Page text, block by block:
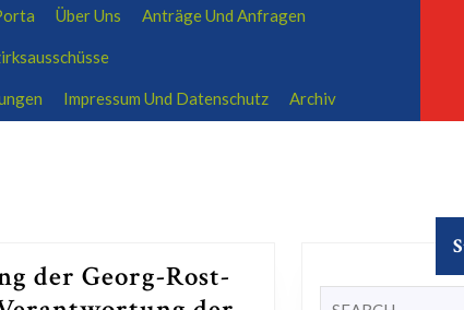
Über Uns Anträge Und Anfragen
Impressum Und Datenschutz Archiv
der Georg-Rost-